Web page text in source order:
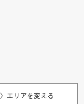
〉エリアを変える